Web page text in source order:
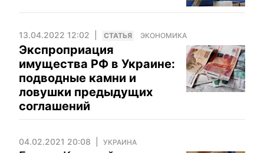
13.04.2022 12:02 CТАТЬЯ ЭКОНОМИКА
Экспроприация
имущества РФ в Украине:
подводные камни и
ловушки предыдущих
соглашений
04.02.2021 20:08 УКРАИНА